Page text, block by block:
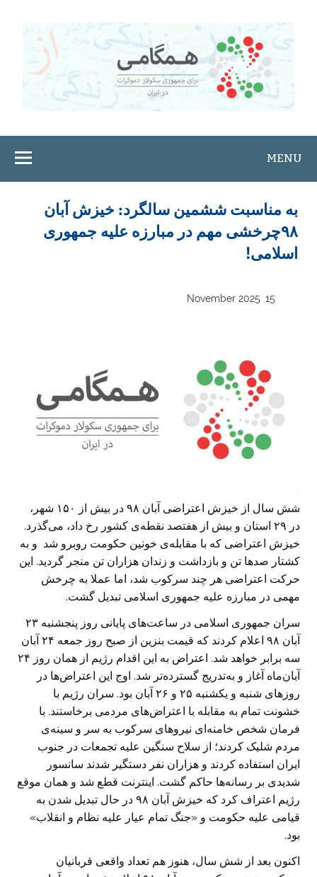
content
MENU
به مناسبت ششمین سالگرد: خیزش آبان
۹۸چرخشی مهم در مبارزه علیه جمهوری
اسلامی!
15. November 2025
شش سال از خیزش اعتراضی آبان ۹۸ در بیش از ۱۵۰ شهر،
در ۲۹ استان و بیش از هفتصد نقطه‌ی کشور رخ داد، می‌گذرد.
خیزش اعتراضی که با مقابله‌ی خونین حکومت روبرو شد و به
کشتار صد‌ها تن و بازداشت و زندان هزاران تن منجر گردید. این
حرکت اعتراضی هر چند سرکوب شد، اما عملا به چرخش
مهمی در مبارزه‌ علیه جمهوری اسلامی تبدیل گشت.
سران جمهوری اسلامی در ساعت‌های پایانی روز پنجشنبه ۲۳
آبان ۹۸ اعلام کردند که قیمت بنزین از صبح روز جمعه ۲۴ آبان
سه برابر خواهد شد. اعتراض به این اقدام رژیم از همان روز ۲۴
آبان‌ماه آغاز و به‌تدریج گسترده‌تر شد. اوج این اعتراض‌ها در
روزهای شنبه و یکشنبه ۲۵ و ۲۶ آبان بود. سران رژیم با
خشونت تمام به مقابله‌ با اعتراض‌های مردمی برخاستند. با
فرمان شخص خامنه‌ای نیروهای سرکوب به سر و سینه‌ی
مردم شلیک کردند؛ از سلاح سنگین علیه تجمعات در جنوب
ایران استفاده کردند و هزاران نفر دستگیر ‌شدند سانسور
شدیدی بر رسانه‌ها حاکم گشت. اینترنت قطع شد و همان موقع
رژیم اعتراف کرد که خیزش آبان ۹۸ در حال تبدیل شدن به
قیامی علیه حکومت و «جنگ تمام عیار علیه نظام و انقلاب»
بود.
اکنون بعد از شش سال، هنوز هم تعداد واقعی قربانیان